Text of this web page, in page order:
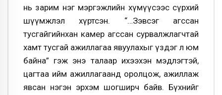
нь зарим нэг мэргэжлийн хүмүүсээс сүрхий
шүүмжлэл хүртсэн. “…Зэвсэг агссан
тусгайгийнхан камер агссан сурвалжлагчтай
хамт тусгай ажиллагаа явуулахыг үздэг л юм
байна” гэж энэ талаар ихээхэн мэдлэгтэй,
цагтаа ийм ажиллагаанд оролцож, ажиллаж
явсан нэгэн эрхэм шогширч байв. Бүхнийг